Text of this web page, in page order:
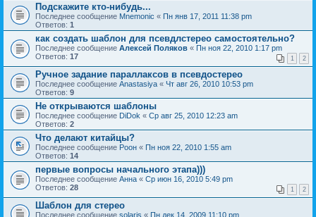
Подскажите кто-нибудь...
Последнее сообщение Mnemonic « Пн янв 17, 2011 11:38 pm
Ответов: 1
как создать шаблон для псевдлстерео самостоятельно?
Последнее сообщение Алексей Поляков « Пн ноя 22, 2010 1:17 pm
Ответов: 17 1 2
Ручное задание параллаксов в псевдостерео
Последнее сообщение Anastasiya « Чт авг 26, 2010 10:53 pm
Ответов: 9
Не открываются шаблоны
Последнее сообщение DiDok « Ср авг 25, 2010 12:23 am
Ответов: 2
Что делают китайцы?
Последнее сообщение Pоон « Пн ноя 22, 2010 1:55 am
Ответов: 14
первые вопросы начального этапа)))
Последнее сообщение Анна « Ср июн 16, 2010 5:49 pm
Ответов: 28 1 2
Шаблон для стерео
Последнее сообщение solaris « Пн дек 14, 2009 11:10 pm